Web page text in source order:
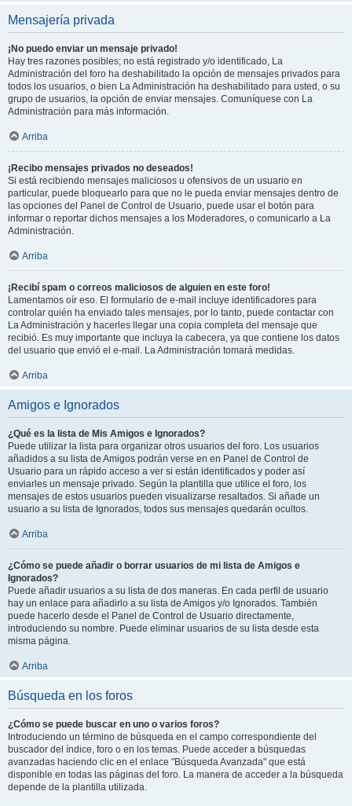
Mensajería privada
¡No puedo enviar un mensaje privado!
Hay tres razones posibles; no está registrado y/o identificado, La
Administración del foro ha deshabilitado la opción de mensajes privados para
todos los usuarios, o bien La Administración ha deshabilitado para usted, o su
grupo de usuarios, la opción de enviar mensajes. Comuníquese con La
Administración para más información.
Arriba
¡Recibo mensajes privados no deseados!
Si está recibiendo mensajes maliciosos u ofensivos de un usuario en
particular, puede bloquearlo para que no le pueda enviar mensajes dentro de
las opciones del Panel de Control de Usuario, puede usar el botón para
informar o reportar dichos mensajes a los Moderadores, o comunicarlo a La
Administración.
Arriba
¡Recibí spam o correos maliciosos de alguien en este foro!
Lamentamos oír eso. El formulario de e-mail incluye identificadores para
controlar quién ha enviado tales mensajes, por lo tanto, puede contactar con
La Administración y hacerles llegar una copia completa del mensaje que
recibió. Es muy importante que incluya la cabecera, ya que contiene los datos
del usuario que envió el e-mail. La Administración tomará medidas.
Arriba
Amigos e Ignorados
¿Qué es la lista de Mis Amigos e Ignorados?
Puede utilizar la lista para organizar otros usuarios del foro. Los usuarios
añadidos a su lista de Amigos podrán verse en en Panel de Control de
Usuario para un rápido acceso a ver si están identificados y poder así
enviarles un mensaje privado. Según la plantilla que utilice el foro, los
mensajes de estos usuarios pueden visualizarse resaltados. Si añade un
usuario a su lista de Ignorados, todos sus mensajes quedarán ocultos.
Arriba
¿Cómo se puede añadir o borrar usuarios de mi lista de Amigos e
Ignorados?
Puede añadir usuarios a su lista de dos maneras. En cada perfil de usuario
hay un enlace para añadirlo a su lista de Amigos y/o Ignorados. También
puede hacerlo desde el Panel de Control de Usuario directamente,
introduciendo su nombre. Puede eliminar usuarios de su lista desde esta
misma página.
Arriba
Búsqueda en los foros
¿Cómo se puede buscar en uno o varios foros?
Introduciendo un término de búsqueda en el campo correspondiente del
buscador del índice, foro o en los temas. Puede acceder a búsquedas
avanzadas haciendo clic en el enlace "Búsqueda Avanzada" que está
disponible en todas las páginas del foro. La manera de acceder a la búsqueda
depende de la plantilla utilizada.